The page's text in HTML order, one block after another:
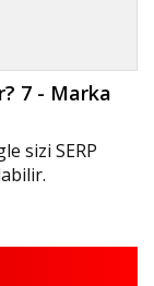
7 - Marka
sizi SERP